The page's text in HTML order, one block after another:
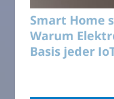
Smart Home
Warum
Basis jeder